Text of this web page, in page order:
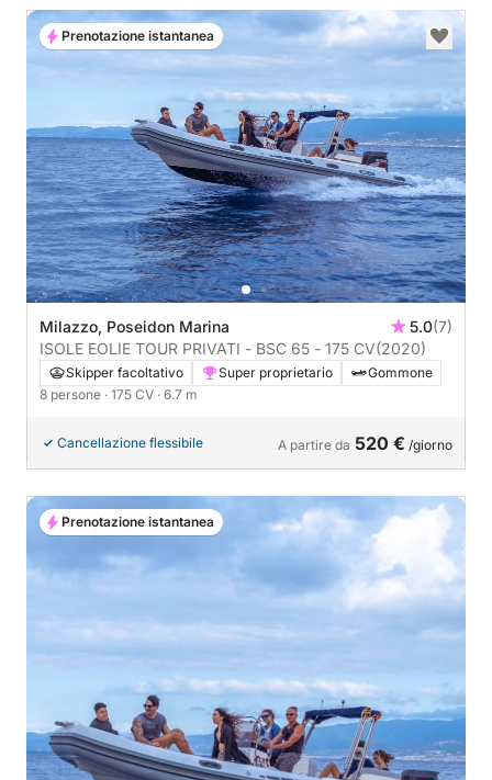
Milazzo, Poseidon Marina 5.0(7)
ISOLE EOLIE TOUR PRIVATI - BSC 65 - 175 CV(2020)
Skipper facoltativo Super proprietario
Gommone
8 persone · 175 CV · 6.7 m
Cancellazione flessibile A partire da 520 € /giorno
Prenotazione istantanea
Prenotazione istantanea